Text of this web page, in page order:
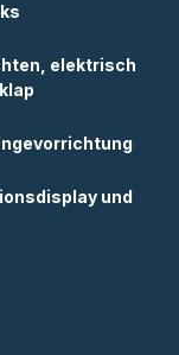
elektrisch
und